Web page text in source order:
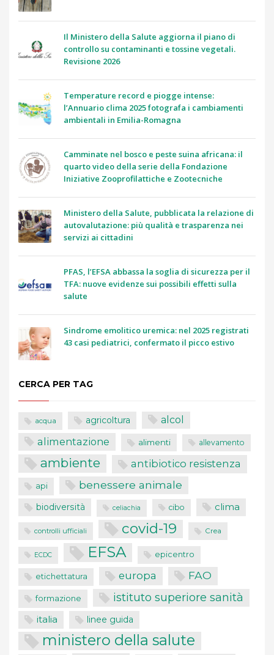
Il Ministero della Salute aggiorna il piano di
controllo su contaminanti e tossine vegetali.
Revisione 2026
Temperature record e piogge intense:
l’Annuario clima 2025 fotografa i cambiamenti
ambientali in Emilia-Romagna
Camminate nel bosco e peste suina africana: il
quarto video della serie della Fondazione
Iniziative Zooprofilattiche e Zootecniche
Ministero della Salute, pubblicata la relazione di
autovalutazione: più qualità e trasparenza nei
servizi ai cittadini
PFAS, l’EFSA abbassa la soglia di sicurezza per il
TFA: nuove evidenze sui possibili effetti sulla
salute
Sindrome emolitico uremica: nel 2025 registrati
43 casi pediatrici, confermato il picco estivo
CERCA PER TAG
acqua agricoltura alcol
alimentazione alimenti allevamento
ambiente antibiotico resistenza
api benessere animale
biodiversità celiachia cibo clima
controlli ufficiali covid-19 Crea
ECDC EFSA epicentro
etichettatura europa FAO
formazione istituto superiore sanità
italia linee guida
ministero della salute